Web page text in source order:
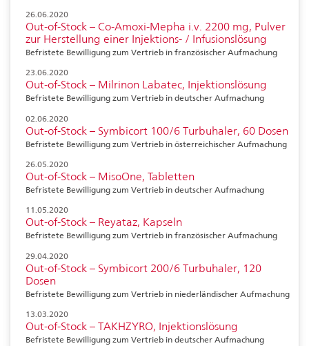
26.06.2020
Out-of-Stock – Co-Amoxi-Mepha i.v. 2200 mg, Pulver
zur Herstellung einer Injektions- / Infusionslösung
Befristete Bewilligung zum Vertrieb in französischer Aufmachung
23.06.2020
Out-of-Stock – Milrinon Labatec, Injektionslösung
Befristete Bewilligung zum Vertrieb in deutscher Aufmachung
02.06.2020
Out-of-Stock – Symbicort 100/6 Turbuhaler, 60 Dosen
Befristete Bewilligung zum Vertrieb in österreichischer Aufmachung
26.05.2020
Out-of-Stock – MisoOne, Tabletten
Befristete Bewilligung zum Vertrieb in deutscher Aufmachung
11.05.2020
Out-of-Stock – Reyataz, Kapseln
Befristete Bewilligung zum Vertrieb in französischer Aufmachung
29.04.2020
Out-of-Stock – Symbicort 200/6 Turbuhaler, 120
Dosen
Befristete Bewilligung zum Vertrieb in niederländischer Aufmachung
13.03.2020
Out-of-Stock – TAKHZYRO, Injektionslösung
Befristete Bewilligung zum Vertrieb in deutscher Aufmachung